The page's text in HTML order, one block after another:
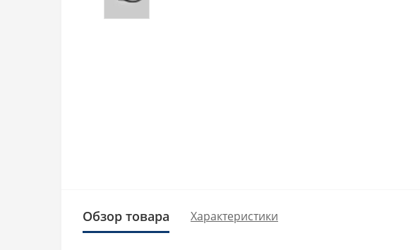
Обзор товара Характеристики